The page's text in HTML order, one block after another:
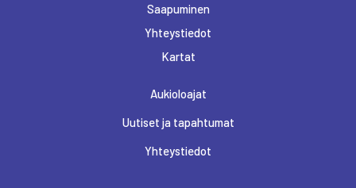
KELLO JA KULTA PULKKINEN
KUKKAKAUPPA UKONHATTU
KULTAJOUSI
Aukioloajat
Uutiset ja tapahtumat
Yhteystiedot
Saapuminen
Yhteystiedot
Kartat